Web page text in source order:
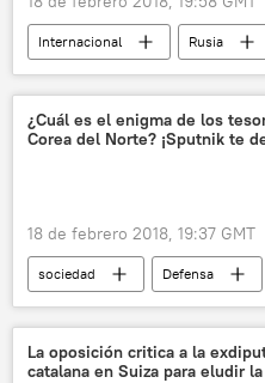
Internacional Rusia
tiroteo
ISIS
¿Cuál es el enigma de los
Corea del Norte? ¡Sputnik te
18 de febrero 2018, 19:37 GMT
sociedad Defensa
EEUU
Siria
Corea del Norte
Playbuzz
La oposición critica a la
catalana en Suiza para eludir